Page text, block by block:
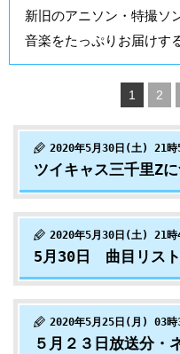
新旧のアニソン・特撮ソ
音楽をたっぷりお届けす
1 2
2020年5月30日(土) 21時
ツイキャス三千里Z
2020年5月30日(土) 21時
5月30日 曲目リス
2020年5月25日(月) 03時
５月２３日放送分・